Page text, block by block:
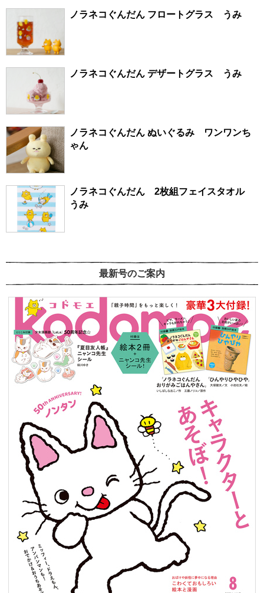
ノラネコぐんだん フロートグラス うみ
ノラネコぐんだん デザートグラス うみ
ノラネコぐんだん ぬいぐるみ ワンワンち
ゃん
ノラネコぐんだん 2枚組フェイスタオル
うみ
最新号のご案内